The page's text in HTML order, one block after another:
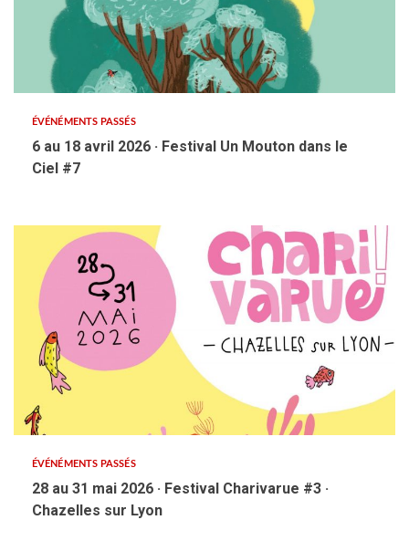
ÉVÉNÉMENTS PASSÉS
6 au 18 avril 2026 · Festival Un Mouton dans le
Ciel #7
ÉVÉNÉMENTS PASSÉS
28 au 31 mai 2026 · Festival Charivarue #3 ·
Chazelles sur Lyon